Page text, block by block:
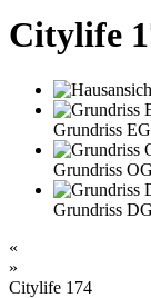
Citylife
Grundriss EG
Grundriss OG
Grundriss DG
«
»
Citylife 174